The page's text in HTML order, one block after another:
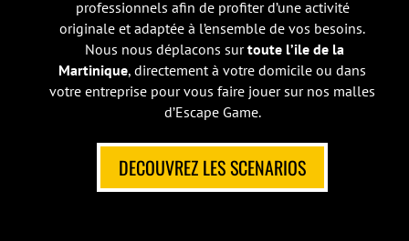
professionnels afin de profiter d’une activité
originale et adaptée à l’ensemble de vos besoins.
Nous nous déplacons surtoute l’ile de la
Martinique, directement à votre domicile ou dans
votre entreprise pour vous faire jouer sur nos malles
d’Escape Game.
DECOUVREZ LES SCENARIOS